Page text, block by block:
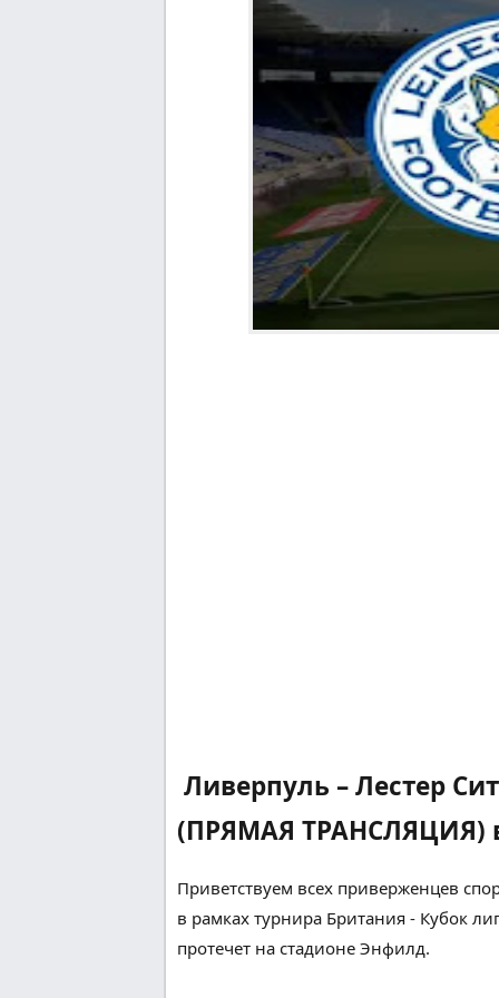
Ливерпуль – Лестер
(ПРЯМАЯ ТРАНСЛЯЦИЯ)
Приветствуем всех приверженцев
в рамках турнира Британия - Кубок
протечет на стадионе Энфилд.